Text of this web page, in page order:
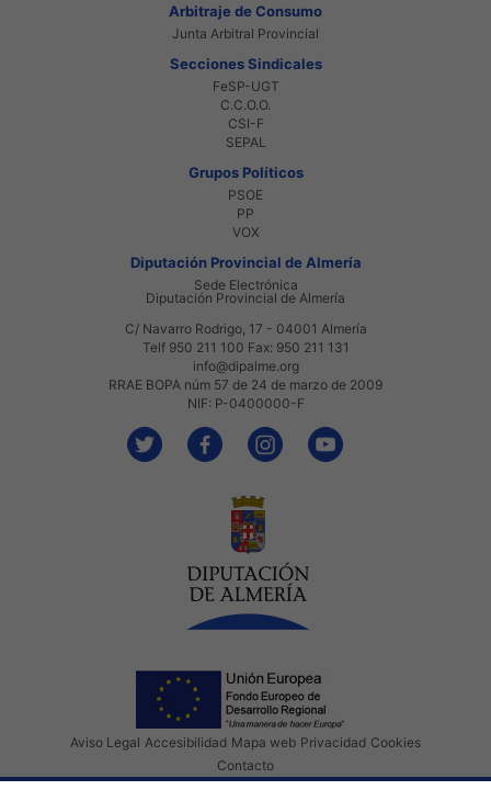
Arbitraje de Consumo
Junta Arbitral Provincial
Secciones Sindicales
FeSP-UGT
C.C.O.O.
CSI-F
SEPAL
Grupos Políticos
PSOE
PP
VOX
Diputación Provincial de Almería
Sede Electrónica
Diputación Provincial de Almería
C/ Navarro Rodrigo, 17 - 04001 Almería
Telf 950 211 100 Fax: 950 211 131
info@dipalme.org
RRAE BOPA núm 57 de 24 de marzo de 2009
NIF: P-0400000-F
Aviso Legal Accesibilidad Mapa web Privacidad Cookies
Contacto